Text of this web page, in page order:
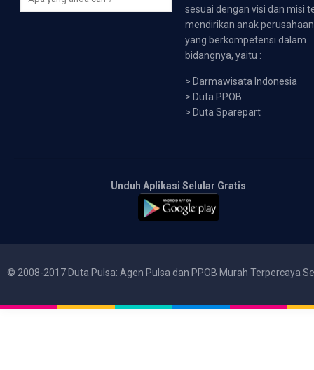
sesuai dengan visi dan misi
mendirikan anak perusahaan
yang berkompetensi dalam
bidangnya, yaitu :
> Darmawisata Indonesia
> Duta PPOB
> Duta Sparepart
Unduh Aplikasi Selular Gratis
© 2008-2017 Duta Pulsa: Agen Pulsa dan PPOB Murah Terpercaya